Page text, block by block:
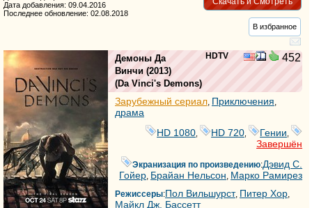
Дата добавления: 09.04.2016
Последнее обновление: 02.08.2018
В избранное
HDTV 452
Демоны Да
Винчи (2013)
(Da Vinci's Demons)
Зарубежный сериал, Приключения,
драма
HD 1080
HD 720 Гении
Завершён
Экранизация по произведению:Дэвид С.
Гойер, Брайан Нельсон, Марко Рамирез
Режиссеры:Пол Вильшурст, Питер Хор,
Майкл Дж. Бассетт